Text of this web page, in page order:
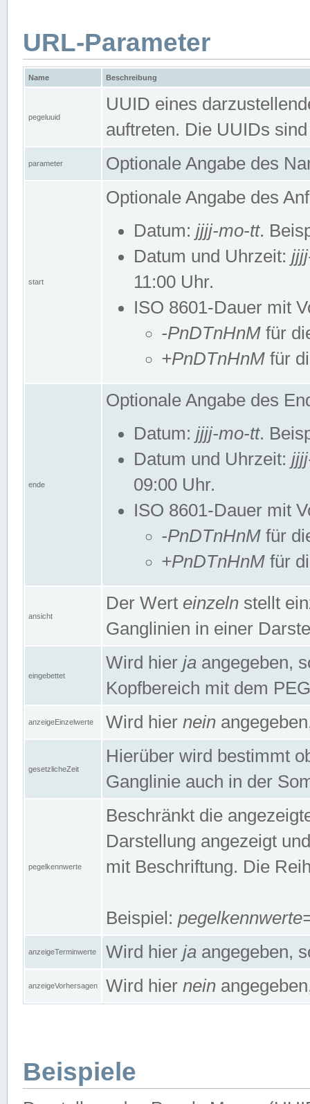
URL-Parameter
Name Beschreibung
pegeluuid
UUID eines
auftreten. Die UUIDs
parameter Optionale Angabe des
start
Optionale Angabe des
Datum: jjjj-mo-tt.
Datum und Uhrzeit:
11:00 Uhr.
ISO 8601-Dauer mit
-PnDTnHnM für
+PnDTnHnM für
ende
Optionale Angabe des
Datum: jjjj-mo-tt.
Datum und Uhrzeit:
09:00 Uhr.
ISO 8601-Dauer mit
-PnDTnHnM für
+PnDTnHnM für
ansicht
Der Wert einzeln stellt
Ganglinien in einer
eingebettet
Wird hier ja angegeben,
Kopfbereich mit dem
anzeigeEinzelwerte Wird hier nein
gesetzlicheZeit
Hierüber wird bestimmt
Ganglinie auch in der
pegelkennwerte
Beschränkt die
Darstellung angezeigt
mit Beschriftung. Die
Beispiel:
anzeigeTerminwerte Wird hier ja angegeben,
anzeigeVorhersagen Wird hier nein
Beispiele